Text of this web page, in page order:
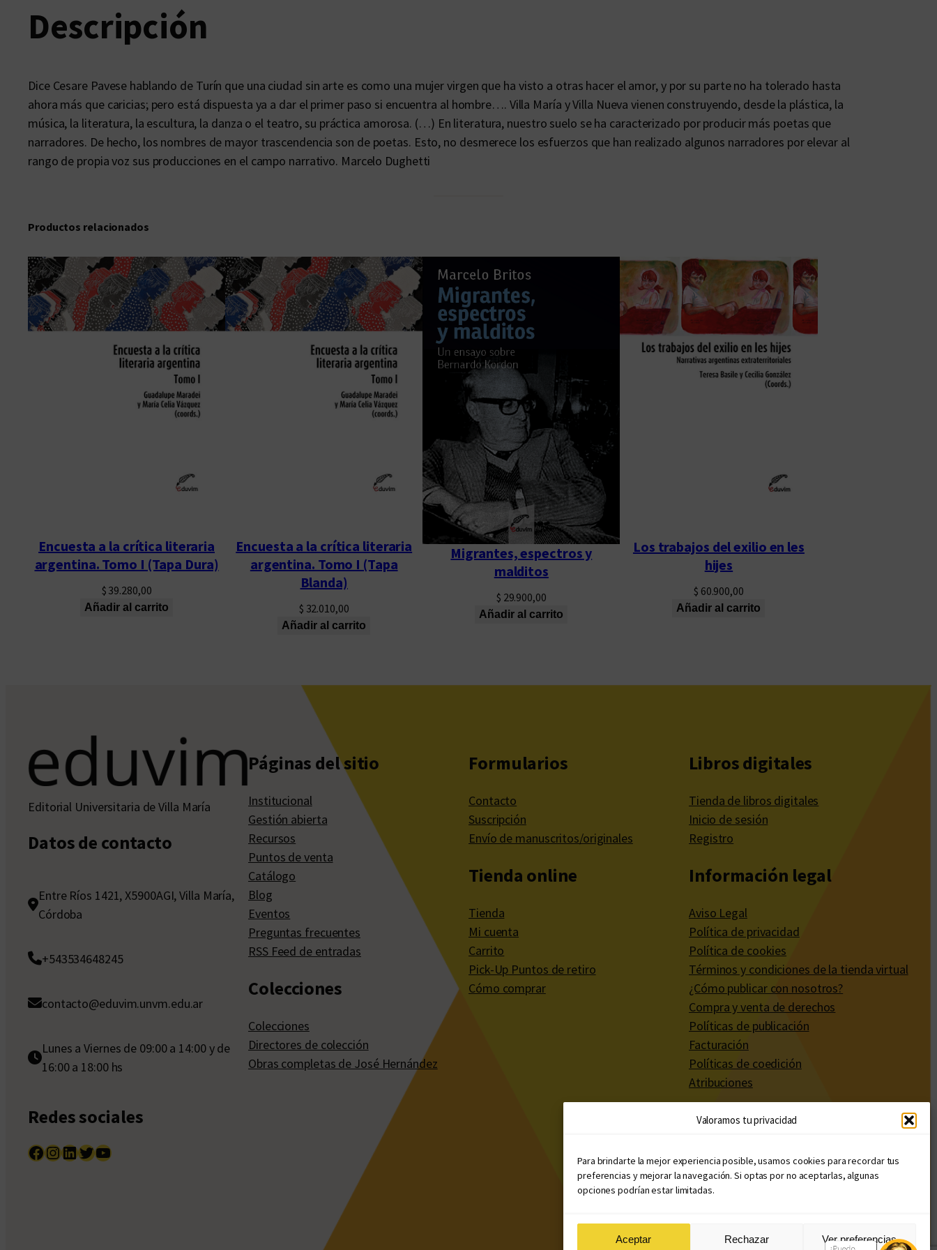
Valoramos tu privacidad
Para brindarte la mejor experiencia posible, usamos cookies para recordar tus
preferencias y mejorar la navegación. Si optas por no aceptarlas, algunas
opciones podrían estar limitadas.
Aceptar Rechazar Ver preferencias
d
Descripción
Dice Cesare Pavese hablando de Turín que una ciudad sin arte es como una mujer virgen que ha visto a otras hacer el amor, y por su parte no ha tolerado hasta
ahora más que caricias; pero está dispuesta ya a dar el primer paso si encuentra al hombre…. Villa María y Villa Nueva vienen construyendo, desde la plástica, la
música, la literatura, la escultura, la danza o el teatro, su práctica amorosa. (…) En literatura, nuestro suelo se ha caracterizado por producir más poetas que
narradores. De hecho, los nombres de mayor trascendencia son de poetas. Esto, no desmerece los esfuerzos que han realizado algunos narradores por elevar al
rango de propia voz sus producciones en el campo narrativo. Marcelo Dughetti
Productos relacionados
Encuesta a la crítica literaria
argentina. Tomo I (Tapa Dura)
$ 39.280,00
Añadir al carrito
Encuesta a la crítica literaria
argentina. Tomo I (Tapa
Blanda)
$ 32.010,00
Añadir al carrito
Migrantes, espectros y
malditos
$ 29.900,00
Añadir al carrito
Los trabajos del exilio en les
hijes
$ 60.900,00
Añadir al carrito
Editorial Universitaria de Villa María
Datos de contacto
Entre Ríos 1421, X5900AGI, Villa María,
Córdoba
+543534648245
contacto@eduvim.unvm.edu.ar
Lunes a Viernes de 09:00 a 14:00 y de
16:00 a 18:00 hs
Redes sociales
Facebook InstagramLinkedIn Twitter YouTube
Páginas del sitio
Institucional
Gestión abierta
Recursos
Puntos de venta
Catálogo
Blog
Eventos
Preguntas frecuentes
RSS Feed de entradas
Colecciones
Colecciones
Directores de colección
Obras completas de José Hernández
Formularios
Contacto
Suscripción
Envío de manuscritos/originales
Tienda online
Tienda
Mi cuenta
Carrito
Pick-Up Puntos de retiro
Cómo comprar
Libros digitales
Tienda de libros digitales
Inicio de sesión
Registro
Información legal
Aviso Legal
Política de privacidad
Política de cookies
Términos y condiciones de la tienda virtual
¿Cómo publicar con nosotros?
Compra y venta de derechos
Políticas de publicación
Facturación
Políticas de coedición
Atribuciones